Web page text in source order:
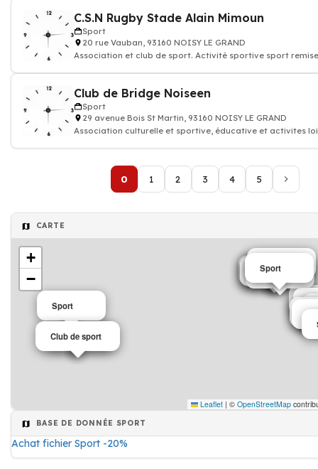
C.S.N Rugby Stade Alain Mimoun
Sport
20 rue Vauban, 93160 NOISY LE GRAND
Association et club de sport. Activité sportive sport
Club de Bridge Noiseen
Sport
29 avenue Bois St Martin, 93160 NOISY LE GRAND
Association culturelle et sportive, éducative et activites
0 1 2 3 4 5
CARTE
Sport
Sport
Club de sport
Sport
Sport
Sport
Sport
Sport
Sport
+
−
Leaflet | © OpenStreetMap
BASE DE DONNÉE SPORT
Achat fichier Sport -20%